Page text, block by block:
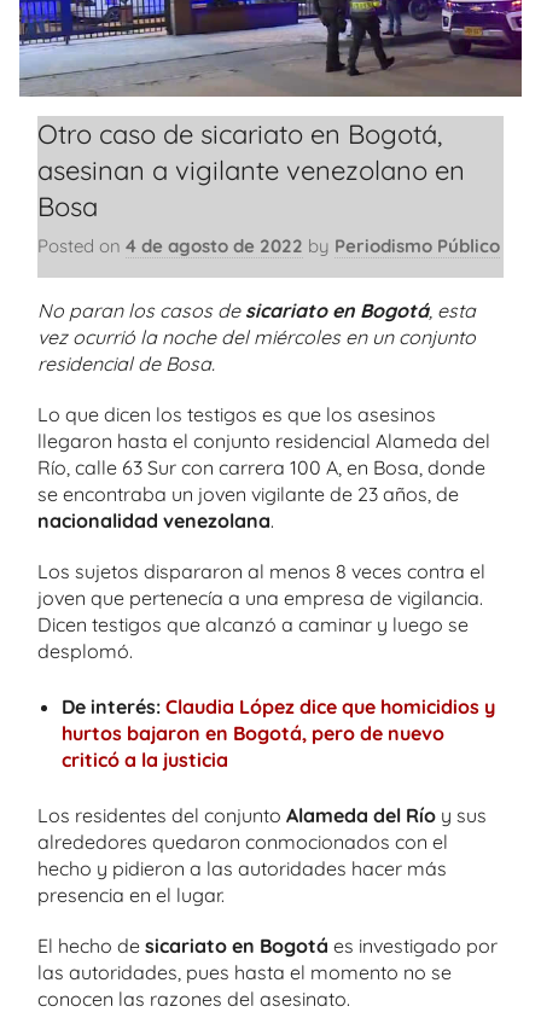
Otro caso de sicariato en Bogotá,
asesinan a vigilante venezolano en
Bosa
Posted on 4 de agosto de 2022 by Periodismo Público
No paran los casos de sicariato en Bogotá, esta
vez ocurrió la noche del miércoles en un conjunto
residencial de Bosa.
Lo que dicen los testigos es que los asesinos
llegaron hasta el conjunto residencial Alameda del
Río, calle 63 Sur con carrera 100 A, en Bosa, donde
se encontraba un joven vigilante de 23 años, de
nacionalidad venezolana.
Los sujetos dispararon al menos 8 veces contra el
joven que pertenecía a una empresa de vigilancia.
Dicen testigos que alcanzó a caminar y luego se
desplomó.
De interés: Claudia López dice que homicidios y
hurtos bajaron en Bogotá, pero de nuevo
criticó a la justicia
Los residentes del conjunto Alameda del Río y sus
alrededores quedaron conmocionados con el
hecho y pidieron a las autoridades hacer más
presencia en el lugar.
El hecho de sicariato en Bogotá es investigado por
las autoridades, pues hasta el momento no se
conocen las razones del asesinato.